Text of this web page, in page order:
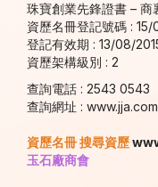
珠寶創業先鋒證書 – 商
資歷名冊登記號碼 :
登記有效期 : 13/08/
資歷架構級別 : 2
查詢電話 : 2543 0543
查詢網址 :
資歷名冊 搜尋資歷
玉石廠商會